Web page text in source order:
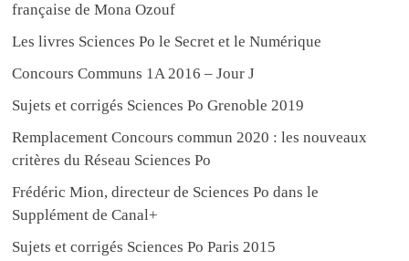
française de Mona Ozouf
Les livres Sciences Po le Secret et le Numérique
Concours Communs 1A 2016 – Jour J
Sujets et corrigés Sciences Po Grenoble 2019
Remplacement Concours commun 2020 : les nouveaux
critères du Réseau Sciences Po
Frédéric Mion, directeur de Sciences Po dans le
Supplément de Canal+
Sujets et corrigés Sciences Po Paris 2015